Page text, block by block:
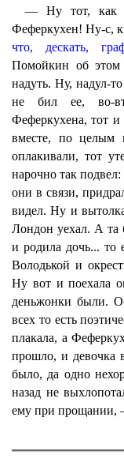
— Ну тот, как
Феферкухен! Ну-с,
что, дескать,
Помойкин об этом
надуть. Ну, надул-
не бил ее, во-
Феферкухена, тот и
вместе, по целым
оплакивали, тот
нарочно так
они в связи,
видел. Ну и
Лондон уехал. А та
и родила дочь... то
Володькой и
Ну вот и поехала
деньжонки были.
всех то есть
плакала, а
прошло, и девочка
было, да одно
назад не
ему при прощании,